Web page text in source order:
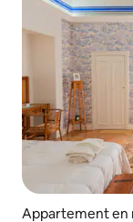
Appartement en